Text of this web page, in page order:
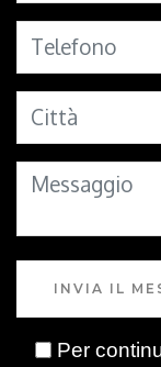
INVIA IL
Per